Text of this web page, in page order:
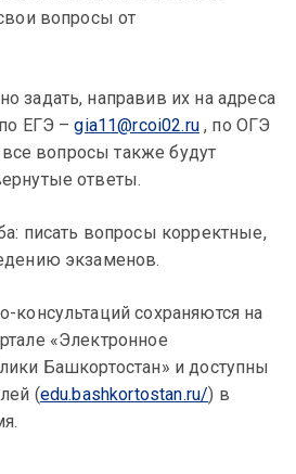
вопросы от
задать, направив их на адреса
ЕГЭ –gia11@rcoi02.ru, по ОГЭ
вопросы также будут
ответы.
писать вопросы корректные,
экзаменов.
консультаций сохраняются на
«Электронное
Башкортостан» и доступны
(edu.bashkortostan.ru/) в